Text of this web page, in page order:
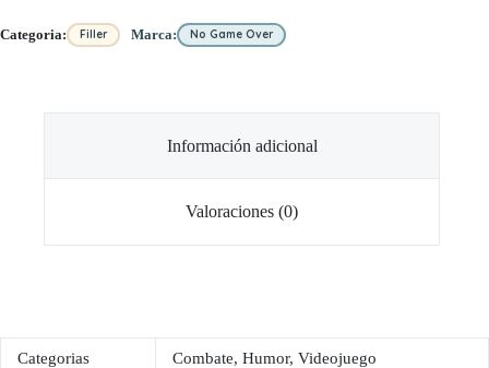
Categoria: Filler Marca: No Game Over
Información adicional
Valoraciones (0)
Categorias Combate, Humor, Videojuego